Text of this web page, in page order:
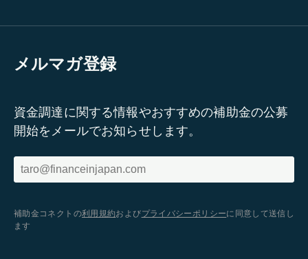
メルマガ登録
資金調達に関する情報やおすすめの補助金の公募
開始をメールでお知らせします。
補助金コネクトの利用規約およびプライバシーポリシーに同意して送信し
ます